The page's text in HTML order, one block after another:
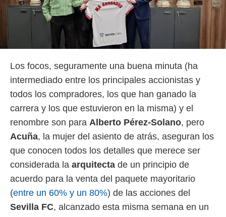
Los focos, seguramente una buena minuta (ha
intermediado entre los principales accionistas y
todos los compradores, los que han ganado la
carrera y los que estuvieron en la misma) y el
renombre son para Alberto Pérez-Solano, pero
Acuña, la mujer del asiento de atrás, aseguran los
que conocen todos los detalles que merece ser
considerada la arquitecta de un principio de
acuerdo para la venta del paquete mayoritario
(entre un 60% y un 80%) de las acciones del
Sevilla FC, alcanzado esta misma semana en un